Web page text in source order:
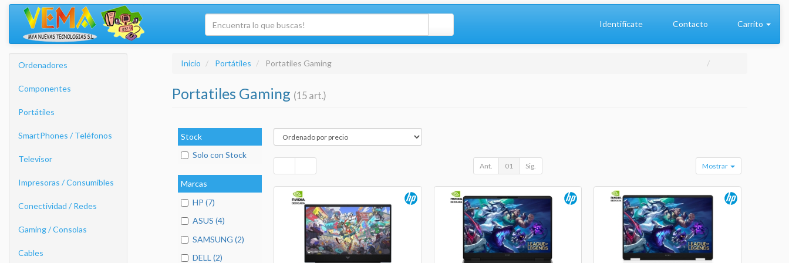
Identifícate Contacto Carrito
Ordenadores
Componentes
Portátiles
SmartPhones / Teléfonos
Televisor
Impresoras / Consumibles
Conectividad / Redes
Gaming / Consolas
Cables
Inicio Portátiles Portatiles Gaming
Portatiles Gaming (15 art.)
Stock
Solo con Stock
Marcas
HP (7)
ASUS (4)
SAMSUNG (2)
DELL (2)
Ant. 01 Sig. Mostrar